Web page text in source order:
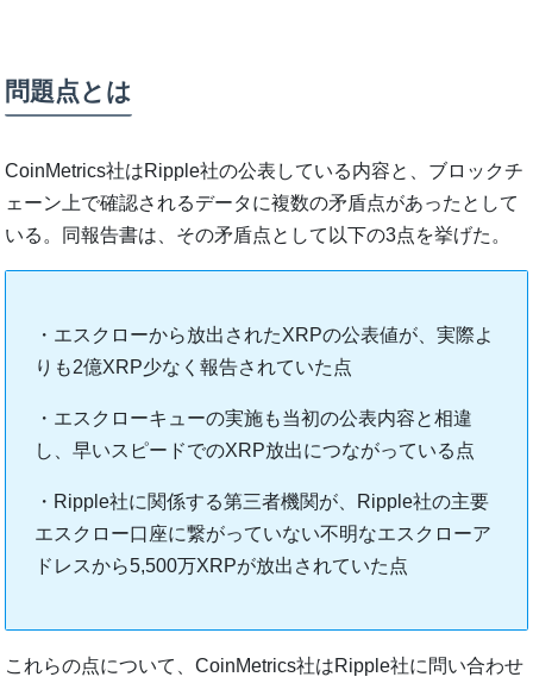
問題点とは
CoinMetrics社はRipple社の公表している内容と、ブロックチ
ェーン上で確認されるデータに複数の矛盾点があったとして
いる。同報告書は、その矛盾点として以下の3点を挙げた。
・エスクローから放出されたXRPの公表値が、実際よ
りも2億XRP少なく報告されていた点
・エスクローキューの実施も当初の公表内容と相違
し、早いスピードでのXRP放出につながっている点
・Ripple社に関係する第三者機関が、Ripple社の主要
エスクロー口座に繋がっていない不明なエスクローア
ドレスから5,500万XRPが放出されていた点
これらの点について、CoinMetrics社はRipple社に問い合わせ